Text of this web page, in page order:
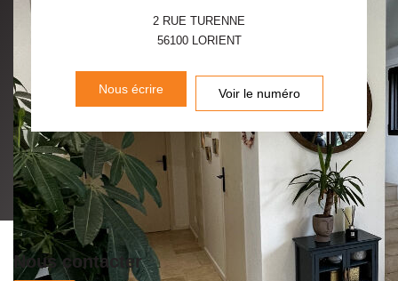
2 RUE TURENNE
56100 LORIENT
Nous écrire Voir le numéro
Nous contacter